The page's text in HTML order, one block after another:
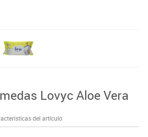
Lovyc Aloe Vera
del artículo